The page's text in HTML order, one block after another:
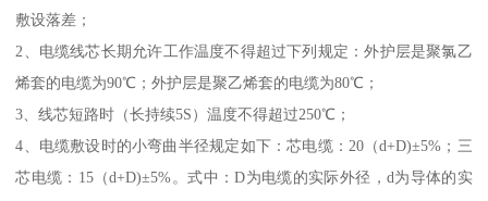
敷设落差；
2、电缆线芯长期允许工作温度不得超过下列规定：外护层是聚氯乙
烯套的电缆为90℃；外护层是聚乙烯套的电缆为80℃；
3、线芯短路时（长持续5S）温度不得超过250℃；
4、电缆敷设时的小弯曲半径规定如下：芯电缆：20（d+D)±5%；三
芯电缆：15（d+D)±5%。式中：D为电缆的实际外径，d为导体的实